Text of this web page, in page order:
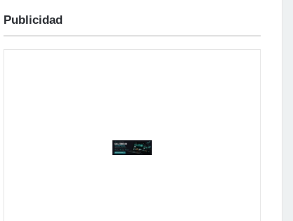
Publicidad
Publicidad